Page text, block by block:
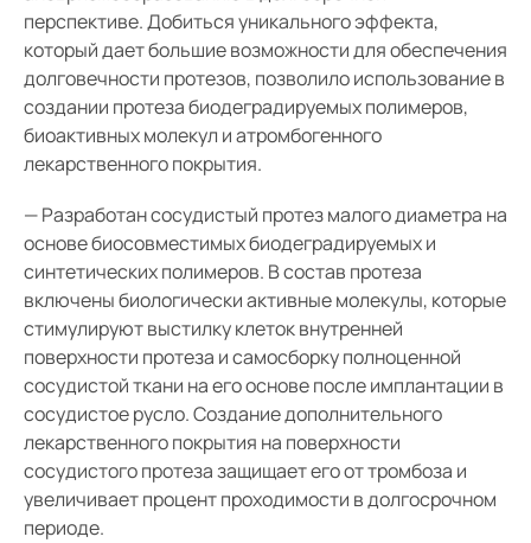
перспективе. Добиться уникального эффекта,
который дает большие возможности для обеспечения
долговечности протезов, позволило использование в
создании протеза биодеградируемых полимеров,
биоактивных молекул и атромбогенного
лекарственного покрытия.
— Разработан сосудистый протез малого диаметра на
основе биосовместимых биодеградируемых и
синтетических полимеров. В состав протеза
включены биологически активные молекулы, которые
стимулируют выстилку клеток внутренней
поверхности протеза и самосборку полноценной
сосудистой ткани на его основе после имплантации в
сосудистое русло. Создание дополнительного
лекарственного покрытия на поверхности
сосудистого протеза защищает его от тромбоза и
увеличивает процент проходимости в долгосрочном
периоде.